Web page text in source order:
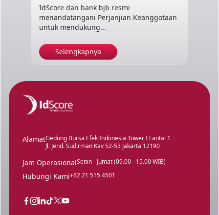
IdScore dan bank bjb resmi
menandatangani Perjanjian Keanggotaan
untuk mendukung...
Selengkapnya
AlamatGedung Bursa Efek Indonesia Tower I Lantai 1
Jl. Jend. Sudirman Kav 52-53 Jakarta 12190
Jam OperasionalSenin - Jumat (09.00 - 15.00 WIB)
Hubungi Kami+62 21 515 4501